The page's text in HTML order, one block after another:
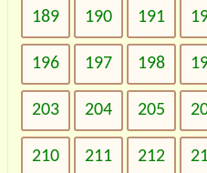
189 190 191
196 197 198
203 204 205
210 211 212